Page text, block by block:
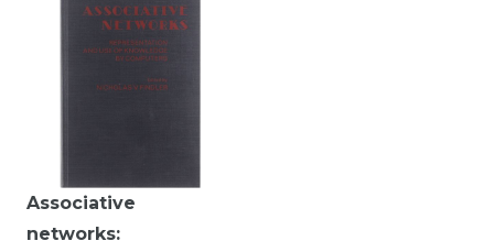
Associative
networks: